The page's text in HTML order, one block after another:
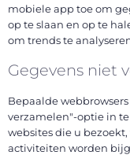
mobiele app toe om
op te slaan en op te
om trends te
Gegevens niet
Bepaalde
verzamelen"-optie in
websites die u
activiteiten worden